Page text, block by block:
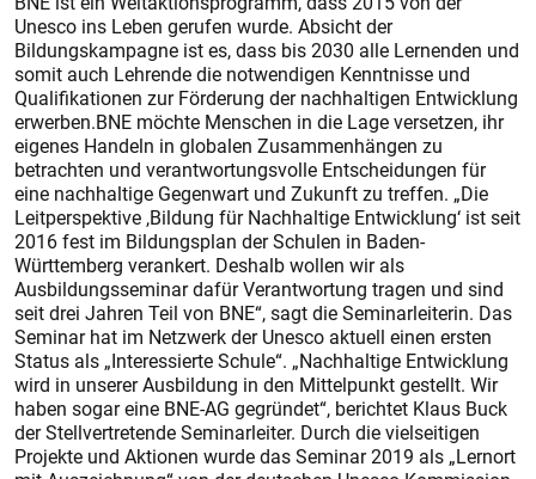
Unesco ins Leben gerufen wurde. Absicht der
Bildungskampagne ist es, dass bis 2030 alle Lernenden und
somit auch Lehrende die notwendigen Kenntnisse und
Qualifikationen zur Förderung der nachhaltigen Entwicklung
erwerben.BNE möchte Menschen in die Lage versetzen, ihr
eigenes Handeln in globalen Zusammenhängen zu
betrachten und verantwortungsvolle Entscheidungen für
eine nachhaltige Gegenwart und Zukunft zu treffen. „Die
Leitperspektive ,Bildung für Nachhaltige Entwicklung‘ ist seit
2016 fest im Bildungsplan der Schulen in Baden-
Württemberg verankert. Deshalb wollen wir als
Ausbildungsseminar dafür Verantwortung tragen und sind
seit drei Jahren Teil von BNE“, sagt die Seminarleiterin. Das
Seminar hat im Netzwerk der Unesco aktuell einen ersten
Status als „Interessierte Schule“. „Nachhaltige Entwicklung
wird in unserer Ausbildung in den Mittelpunkt gestellt. Wir
haben sogar eine BNE-AG gegründet“, berichtet Klaus Buck
der Stellvertretende Seminarleiter. Durch die vielseitigen
Projekte und Aktionen wurde das Seminar 2019 als „Lernort